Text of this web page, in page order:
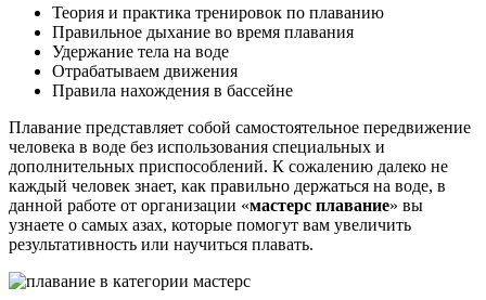
Теория и практика тренировок по плаванию
Правильное дыхание во время плавания
Удержание тела на воде
Отрабатываем движения
Правила нахождения в бассейне
Плавание представляет собой самостоятельное передвижение
человека в воде без использования специальных и
дополнительных приспособлений. К сожалению далеко не
каждый человек знает, как правильно держаться на воде, в
данной работе от организации «мастерс плавание» вы
узнаете о самых азах, которые помогут вам увеличить
результативность или научиться плавать.